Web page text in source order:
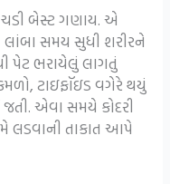
બેસ્ટ ગણાય. એ
સમય સુધી શરીરને
પેટ ભરાયેલું લાગતું
ટાઇફૉઇડ વગેરે થયું
એવા સમયે કોદરી
તાકાત આપે